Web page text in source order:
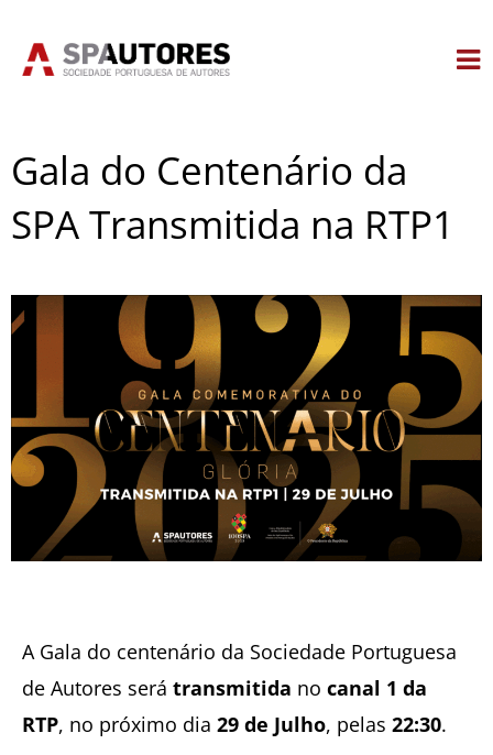
Gala do Centenário da
SPA Transmitida na RTP1
A Gala do centenário da Sociedade Portuguesa
de Autores será transmitida no canal 1 da
RTP, no próximo dia 29 de Julho, pelas 22:30.